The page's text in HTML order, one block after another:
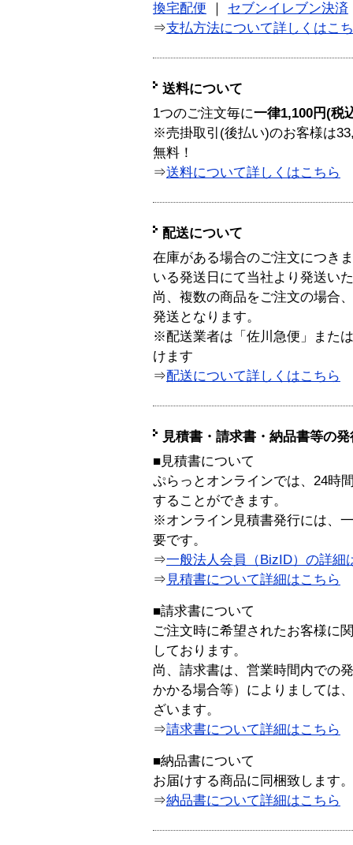
換宅配便
セブンイレブン決済
⇒支払方法について詳しくはこ
送料について
1つのご注文毎に一律1,100円(税
※売掛取引(後払い)のお客様は
無料！
⇒送料について詳しくはこちら
配送について
在庫がある場合のご注文につき
いる発送日にて当社より発送い
尚、複数の商品をご注文の場合
発送となります。
※配送業者は「佐川急便」また
けます
⇒配送について詳しくはこちら
見積書・請求書・納品書等の
■見積書について
ぷらっとオンラインでは、24時
することができます。
※オンライン見積書発行には、
要です。
⇒一般法人会員（BizID）の詳細
⇒ 見積書について詳細はこちら
■請求書について
ご注文時に希望されたお客様に
しております。
尚、請求書は、営業時間内での
かかる場合等）によりましては
ざいます。
⇒請求書について詳細はこちら
■納品書について
お届けする商品に同梱致します。
⇒納品書について詳細はこちら